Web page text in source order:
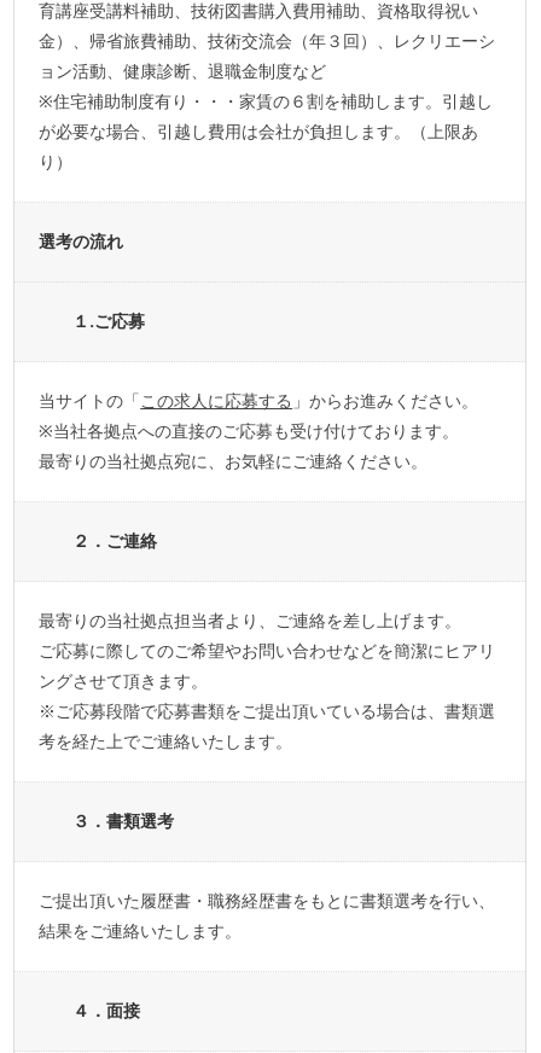
育講座受講料補助、技術図書購入費用補助、資格取得祝い
金）、帰省旅費補助、技術交流会（年３回）、レクリエーシ
ョン活動、健康診断、退職金制度など
※住宅補助制度有り・・・家賃の６割を補助します。引越し
が必要な場合、引越し費用は会社が負担します。（上限あ
り）
選考の流れ
１.ご応募
当サイトの「この求人に応募する 」からお進みください。
※当社各拠点への直接のご応募も受け付けております。
最寄りの当社拠点宛に、お気軽にご連絡ください。
２．ご連絡
最寄りの当社拠点担当者より、ご連絡を差し上げます。
ご応募に際してのご希望やお問い合わせなどを簡潔にヒアリ
ングさせて頂きます。
※ご応募段階で応募書類をご提出頂いている場合は、書類選
考を経た上でご連絡いたします。
３．書類選考
ご提出頂いた履歴書・職務経歴書をもとに書類選考を行い、
結果をご連絡いたします。
４．面接